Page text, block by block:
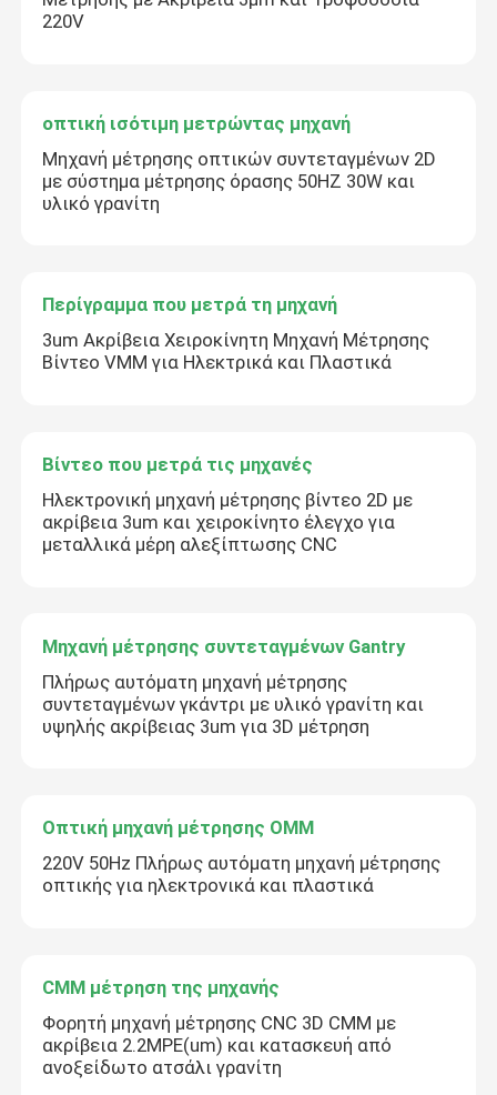
Αφήστε ένα μήνυμα
220V
οπτική ισότιμη μετρώντας μηχανή
Μηχανή μέτρησης οπτικών συντεταγμένων 2D
με σύστημα μέτρησης όρασης 50HZ 30W και
υλικό γρανίτη
Περίγραμμα που μετρά τη μηχανή
3um Ακρίβεια Χειροκίνητη Μηχανή Μέτρησης
Βίντεο VMM για Ηλεκτρικά και Πλαστικά
Βίντεο που μετρά τις μηχανές
Ηλεκτρονική μηχανή μέτρησης βίντεο 2D με
ακρίβεια 3um και χειροκίνητο έλεγχο για
μεταλλικά μέρη αλεξίπτωσης CNC
Μηχανή μέτρησης συντεταγμένων Gantry
Πλήρως αυτόματη μηχανή μέτρησης
συντεταγμένων γκάντρι με υλικό γρανίτη και
υψηλής ακρίβειας 3um για 3D μέτρηση
Οπτική μηχανή μέτρησης OMM
220V 50Hz Πλήρως αυτόματη μηχανή μέτρησης
οπτικής για ηλεκτρονικά και πλαστικά
CMM μέτρηση της μηχανής
Φορητή μηχανή μέτρησης CNC 3D CMM με
ακρίβεια 2.2MPE(um) και κατασκευή από
ανοξείδωτο ατσάλι γρανίτη